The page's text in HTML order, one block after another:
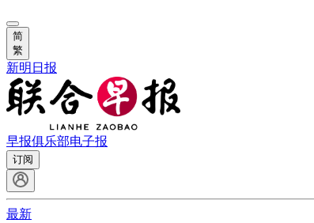
简
繁
新明日报
早报俱乐部电子报
订阅
最新